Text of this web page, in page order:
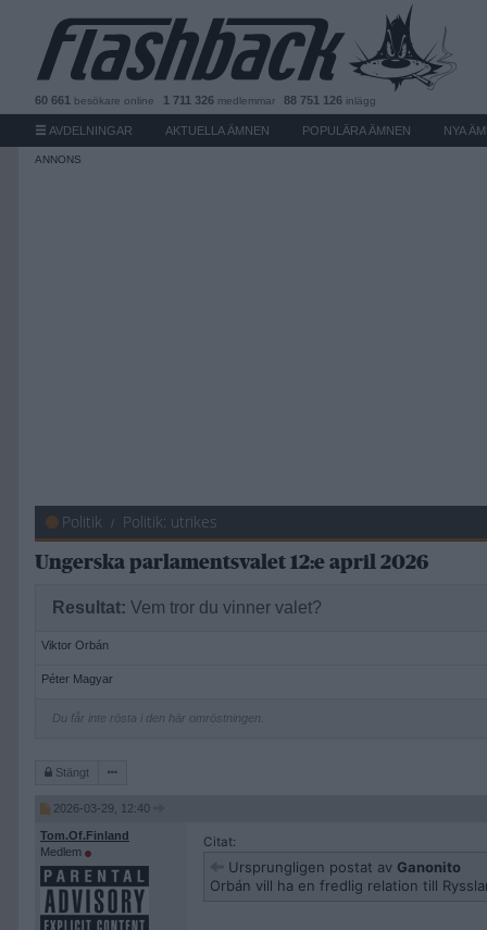
60 661 besökare online 1 711 326 medlemmar 88 751 126 inlägg
AVDELNINGAR AKTUELLA ÄMNEN POPULÄRA ÄMNEN NYA
Politik Politik: utrikes
Ungerska parlamentsvalet 12:e april 2026
Resultat: Vem tror du vinner valet?
Viktor Orbán
Péter Magyar
Du får inte rösta i den här omröstningen.
Stängt
2026-03-29, 12:40
Tom.Of.Finland
Medlem
Citat:
Ursprungligen postat av Ganonito
Orbán vill ha en fredlig relation till